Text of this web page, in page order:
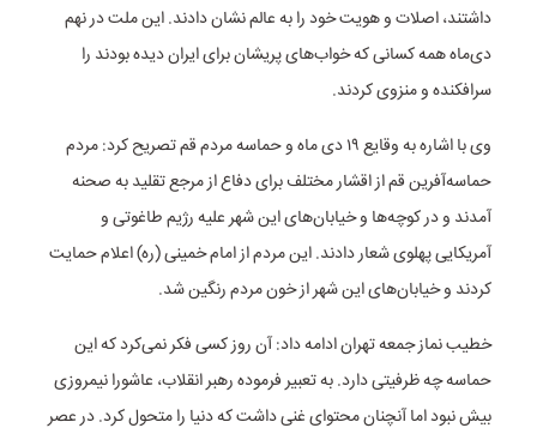
داشتند، اصلات و هویت خود را به عالم نشان دادند. این ملت در نهم
دی‌ماه همه کسانی که خواب‌های پریشان برای ایران دیده بودند را
سرافکنده و منزوی کردند.
وی با اشاره به وقایع ۱۹ دی ماه و حماسه مردم قم تصریح کرد: مردم
حماسه‌آفرین قم از اقشار مختلف برای دفاع از مرجع تقلید به صحنه
آمدند و در کوچه‌ها و خیابان‌های این شهر علیه رژیم طاغوتی و
آمریکایی پهلوی شعار دادند. این مردم از امام خمینی (ره) اعلام حمایت
کردند و خیابان‌های این شهر از خون مردم رنگین شد.
خطیب نماز جمعه تهران ادامه داد: آن روز کسی فکر نمی‌کرد که این
حماسه چه ظرفیتی دارد. به تعبیر فرموده رهبر انقلاب، عاشورا نیمروزی
بیش نبود اما آنچنان محتوای غنی داشت که دنیا را متحول کرد. در عصر